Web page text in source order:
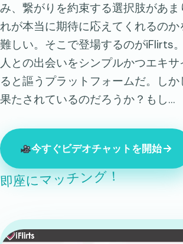
み、繋がりを約束する選択肢があ
れが本当に期待に応えてくれるの
難しい。そこで登場するのがiFlirts
人との出会いをシンプルかつエキ
ると謳うプラットフォームだ。し
果たされているのだろうか？もし…
今すぐビデオチャットを開始
即座にマッチング！